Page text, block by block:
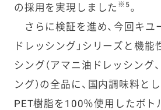
の採用を実現しました ※5。
さらに検証を進め、今回キユ
ドレッシング」シリーズと機能
シング（アマニ油ドレッシング
ング）の全品に、国内調味料と
PET樹脂を100％使用したボト